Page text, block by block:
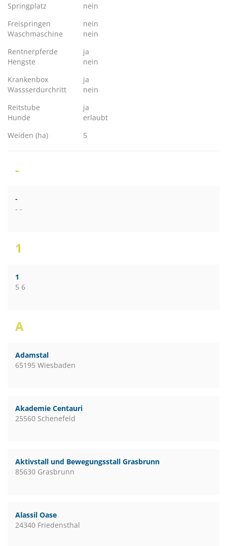
Springplatz
nein
Freispringen
nein
Waschmaschine
nein
Rentnerpferde
ja
Hengste
nein
Krankenbox
ja
Wassserdurchritt
nein
Reitstube
ja
Hunde
erlaubt
Weiden (ha)
5
-
-
- -
1
1
5 6
A
Adamstal
65195 Wiesbaden
Akademie Centauri
25560 Schenefeld
Aktivstall und Bewegungsstall Grasbrunn
85630 Grasbrunn
Alassil Oase
24340 Friedensthal